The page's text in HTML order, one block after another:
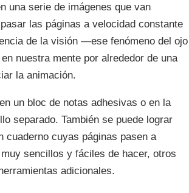
una serie de imágenes que van
las páginas a velocidad constante
de la visión —ese fenómeno del ojo
nuestra mente por alrededor de una
la animación.
un bloc de notas adhesivas o en la
separado. También se puede lograr
cuaderno cuyas páginas pasen a
sencillos y fáciles de hacer, otros
adicionales.